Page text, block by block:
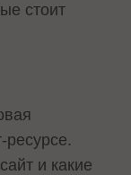
стоит
и какие